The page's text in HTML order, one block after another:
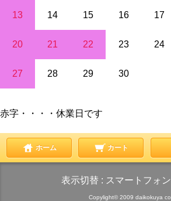
13 14 15 16 17
20 21 22 23 24
27 28 29 30
赤字・・・・休業日です
ホーム カート
表示切替 : スマートフォン
Copylight© 2009 daikokuya co.